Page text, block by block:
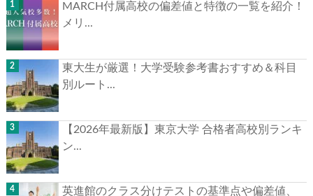
MARCH付属高校の偏差値と特徴の一覧を紹介！
メリ...
東大生が厳選！大学受験参考書おすすめ＆科目
別ルート...
【2026年最新版】東京大学 合格者高校別ランキ
ン...
英進館のクラス分けテストの基準点や偏差値、